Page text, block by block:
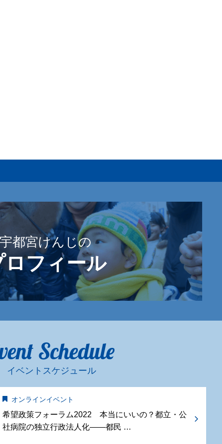
宇都宮けんじの
ロフィール
Schedule
イベントスケジュール
オンラインイベント
希望政策フォーラム2022 本当にいいの？都立・公
社病院の独立行政法人化——都民 …